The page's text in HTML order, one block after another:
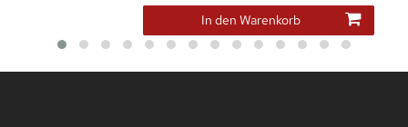
In den Warenkorb